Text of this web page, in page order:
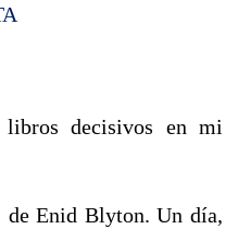
libros decisivos en mi
de Enid Blyton. Un día,